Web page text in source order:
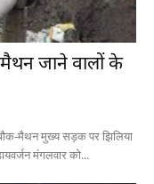
जाने वालों के
मैथन मुख्य सड़क पर झिलिया
मंगलवार को...